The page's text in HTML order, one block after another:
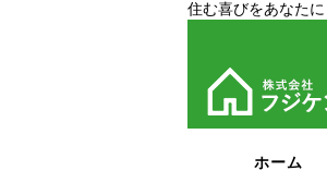
住む喜びをあなたに
ホーム